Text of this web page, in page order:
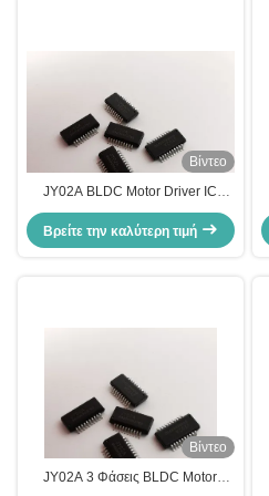
Βίντεο
JY02A BLDC Motor Driver IC
Blocking Protection με απλό
περιφερειακό κυκλώμα ελέγχου
κινητήρα IC
Βρείτε την καλύτερη τιμή
Βίντεο
JY02A 3 Φάσεις BLDC Motor